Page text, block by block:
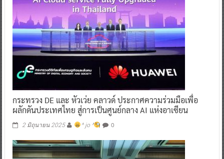
กระทรวง DE และ หัวเว่ย คลาวด์ ประกาศความร่วมมือเพื่อ
ผลักดันประเทศไทย สู่การเป็นศูนย์กลาง AI แห่งอาเซียน
2 มิถุนายน 2025 ^ jo ^ 0